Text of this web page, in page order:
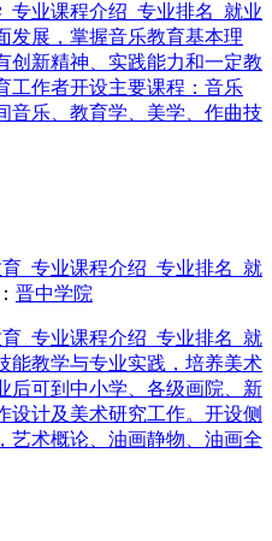
专业课程介绍_专业排名_就业
发展，掌握音乐教育基本理
创新精神、实践能力和一定教
工作者开设主要课程：音乐
音乐、教育学、美学、作曲技
_专业课程介绍_专业排名_就
晋中学院
_专业课程介绍_专业排名_就
能教学与专业实践，培养美术
后可到中小学、各级画院、新
设计及美术研究工作。开设侧
艺术概论、油画静物、油画全